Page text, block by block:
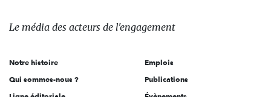
des
l'engagement
Le média des acteurs de l'engagement
Notre histoire
Qui sommes-nous ?
Emplois
Publications